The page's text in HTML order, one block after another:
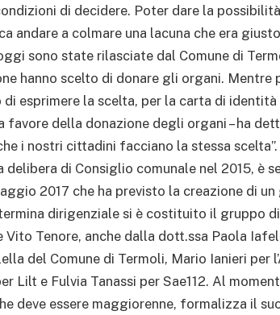
di decidere. Poter dare la
andare a colmare una lacuna che era giusto
sono state rilasciate dal Comune di
hanno scelto di donare gli organi. Mentre
di esprimere la scelta, per la carta di
favore della donazione degli organi – ha
i nostri cittadini facciano la stessa
delibera di Consiglio comunale nel 2015, è
2017 che ha previsto la creazione di
dirigenziale si è costituito il gruppo
Vito Tenore, anche dalla dott.ssa Paola
del Comune di Termoli, Mario Ianieri per
Lilt e Fulvia Tanassi per Sae112. Al
deve essere maggiorenne, formalizza il